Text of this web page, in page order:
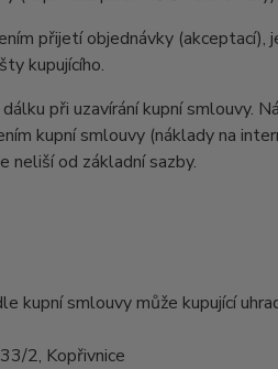
přijetí objednávky (akceptací),
kupujícího.
při uzavírání kupní smlouvy.
kupní smlouvy (náklady na
neliší od základní sazby.
smlouvy může kupující
2, Kopřivnice